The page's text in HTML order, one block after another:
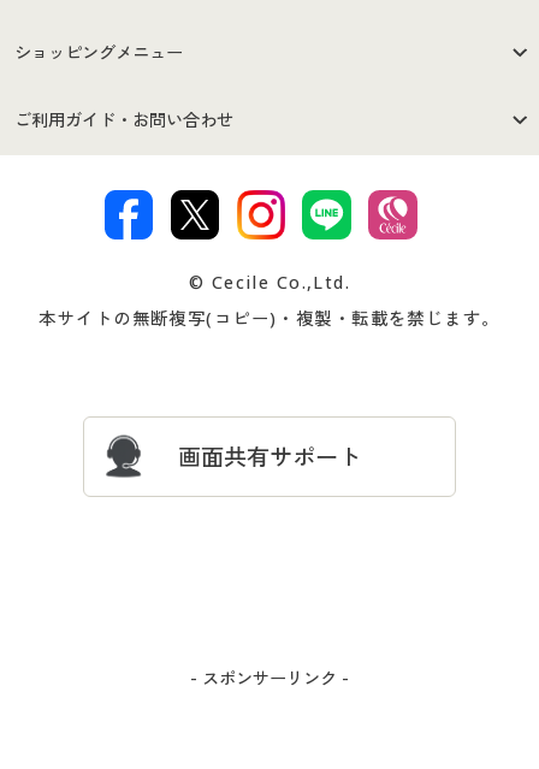
はじめての方へ
セシールご利用規約
著作権・商標について 会社案内
ショッピングメニュー
商品カテゴリ
プレゼント＆キャンペーン サイトマップ
ご利用ガイド・お問い合わせ
交換・返品は お支払は
ついて
忘れの場合
© Cecile Co.,Ltd.
本サイトの無断複写(コピー)・複製・転載を禁じます。
画面共有サポート
- スポンサーリンク -